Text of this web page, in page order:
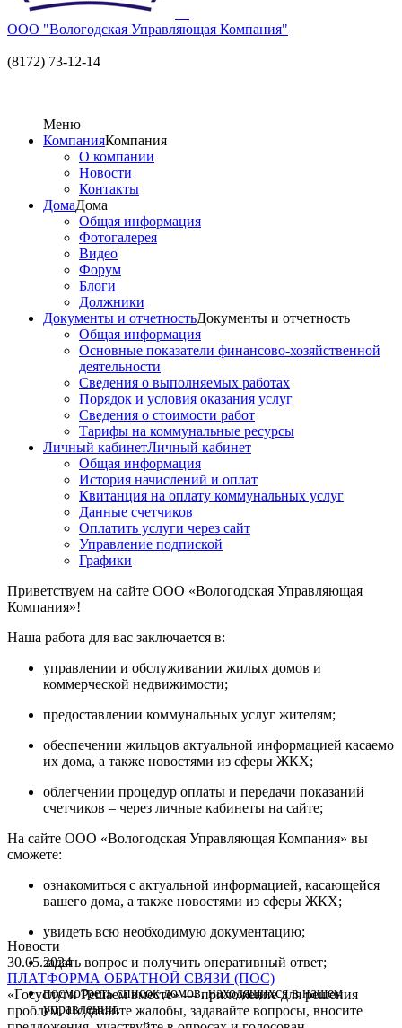
ООО "Вологодская Управляющая Компания"
(8172) 73-12-14
Меню
КомпанияКомпания
О компании
Новости
Контакты
ДомаДома
Общая информация
Фотогалерея
Видео
Форум
Блоги
Должники
Документы и отчетностьДокументы и отчетность
Общая информация
Основные показатели финансово-хозяйственной
деятельности
Сведения о выполняемых работах
Порядок и условия оказания услуг
Сведения о стоимости работ
Тарифы на коммунальные ресурсы
Личный кабинетЛичный кабинет
Общая информация
История начислений и оплат
Квитанция на оплату коммунальных услуг
Данные счетчиков
Оплатить услуги через сайт
Управление подпиской
Графики
Приветствуем на сайте ООО «Вологодская Управляющая
Компания»!
Наша работа для вас заключается в:
управлении и обслуживании жилых домов и
коммерческой недвижимости;
предоставлении коммунальных услуг жителям;
обеспечении жильцов актуальной информацией касаемо
их дома, а также новостями из сферы ЖКХ;
облегчении процедур оплаты и передачи показаний
счетчиков – через личные кабинеты на сайте;
На сайте ООО «Вологодская Управляющая Компания» вы
сможете:
ознакомиться с актуальной информацией, касающейся
вашего дома, а также новостями из сферы ЖКХ;
увидеть всю необходимую документацию;
задать вопрос и получить оперативный ответ;
посмотреть список домов, находящихся в нашем
управлении.
Новости
30.05.2024
ПЛАТФОРМА ОБРАТНОЙ СВЯЗИ (ПОС)
«Госуслуги Решаем вместе» — приложение для решения
проблем. Подавайте жалобы, задавайте вопросы, вносите